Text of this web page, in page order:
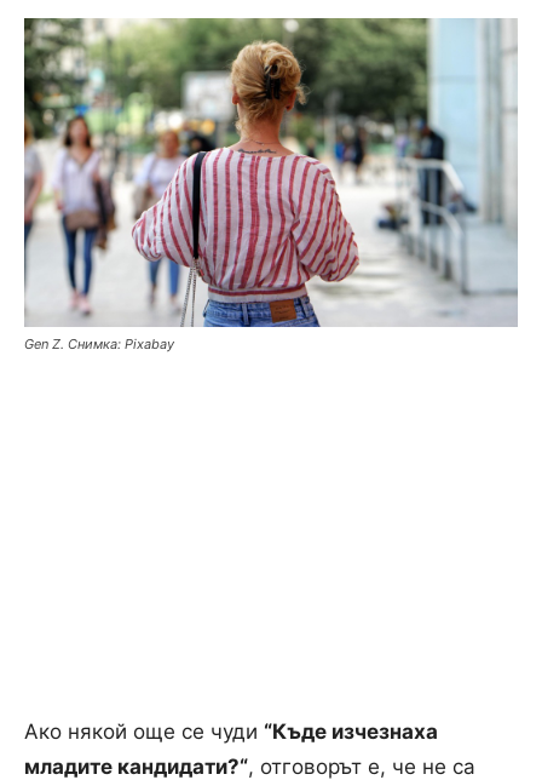
Gen Z. Снимка: Pixabay
Ако някой още се чуди “Къде изчезнаха
младите кандидати?“, отговорът е, че не са